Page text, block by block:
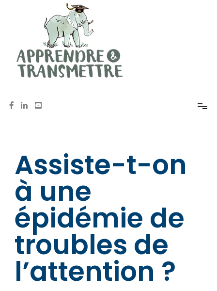
Assiste-t-on
à une
épidémie de
troubles de
l’attention ?